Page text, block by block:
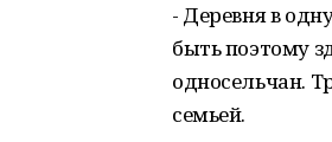
- Деревня в
быть поэтому
односельчан.
семьей.